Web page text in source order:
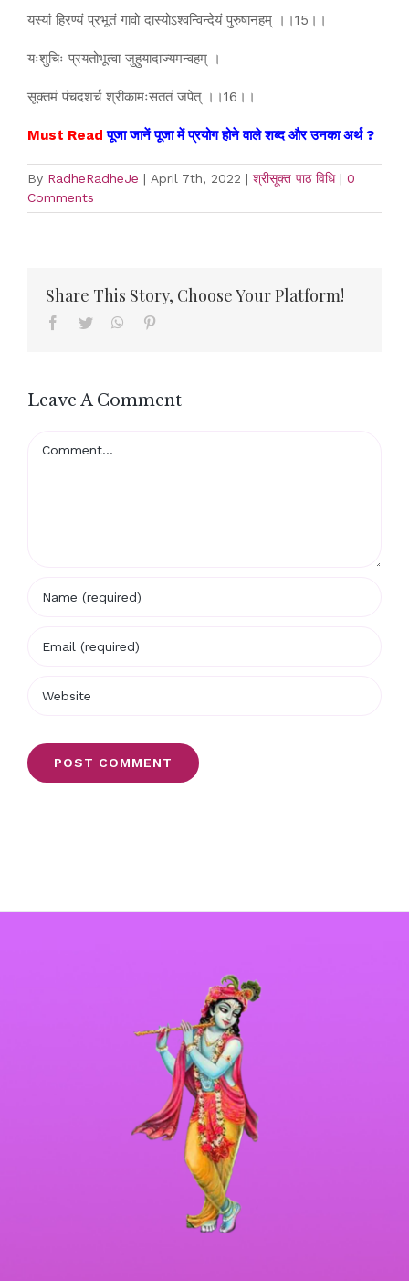
यस्यां हिरण्यं प्रभूतं गावो दास्योऽश्वन्विन्देयं पुरुषानहम् ।।15।।
यःशुचिः प्रयतोभूत्वा जुहुयादाज्यमन्वहम् ।
सूक्तमं पंचदशर्च श्रीकामःसततं जपेत् ।।16।।
Must Readपूजा जानें पूजा में प्रयोग होने वाले शब्द और उनका अर्थ ?
By RadheRadheJe | April 7th, 2022 | श्रीसूक्त पाठ विधि | 0
Comments
Share This Story, Choose Your Platform!
Facebook
Twitter WhatsApp
Leave A Comment